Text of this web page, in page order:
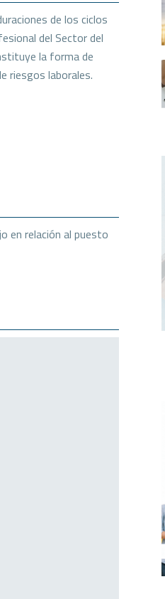
de los ciclos
del Sector del
la forma de
riesgos laborales.
en relación al puesto